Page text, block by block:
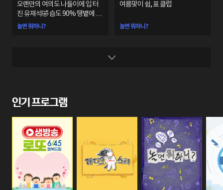
오랜만의 여의도 나들이에 입 터
진 유재석🤣 습도 90% 땡볕에 폭
발한 회원들🥵
놀면 뭐하니?
여름맞이 쉼, 표 클럽
놀면 뭐하니?
인기 프로그램